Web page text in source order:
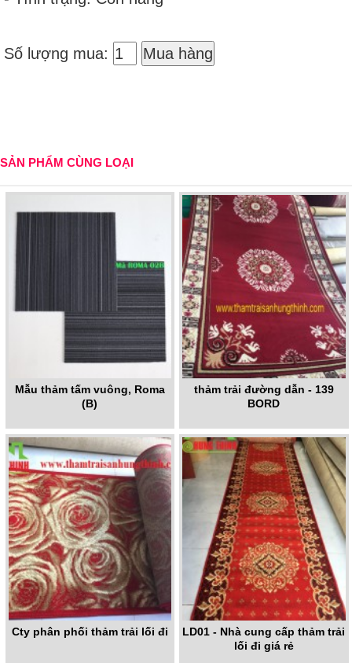
Số lượng mua: Mua hàng
SẢN PHẨM CÙNG LOẠI
Mẫu thảm tấm vuông, Roma
(B)
thảm trải đường dẫn - 139
BORD
Cty phân phối thảm trải lối đi
LD01 - Nhà cung cấp thảm trải
lối đi giá rẻ